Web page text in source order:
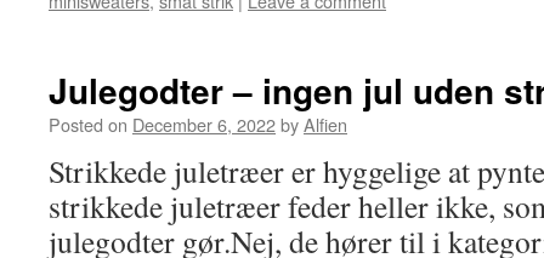
Julegodter – ingen jul uden
Posted on December 6, 2022byAlfien
Strikkede juletræer er hyggelige at
strikkede juletræer feder heller ikke,
julegodter gør.Nej, de hører til i